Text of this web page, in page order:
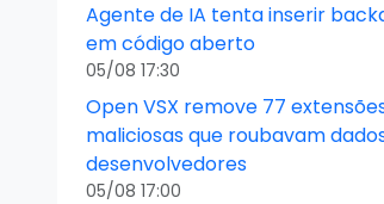
Agente de IA tenta inserir
em código aberto
05/08 17:30
Open VSX remove 77
maliciosas que roubavam
desenvolvedores
05/08 17:00